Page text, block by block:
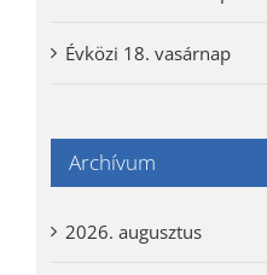
Évközi 18. vasárnap
Archívum
2026. augusztus